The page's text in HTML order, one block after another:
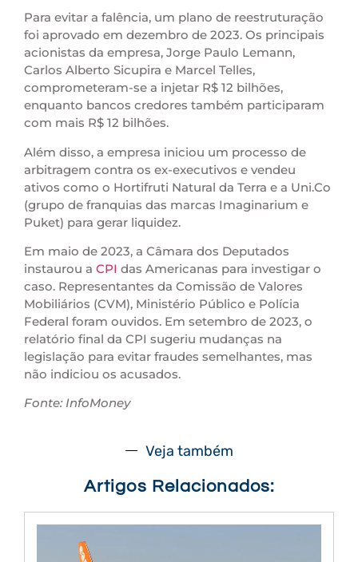
Para evitar a falência, um plano de reestruturação
foi aprovado em dezembro de 2023. Os principais
acionistas da empresa, Jorge Paulo Lemann,
Carlos Alberto Sicupira e Marcel Telles,
comprometeram-se a injetar R$ 12 bilhões,
enquanto bancos credores também participaram
com mais R$ 12 bilhões.
Além disso, a empresa iniciou um processo de
arbitragem contra os ex-executivos e vendeu
ativos como o Hortifruti Natural da Terra e a Uni.Co
(grupo de franquias das marcas Imaginarium e
Puket) para gerar liquidez.
Em maio de 2023, a Câmara dos Deputados
instaurou a CPI das Americanas para investigar o
caso. Representantes da Comissão de Valores
Mobiliários (CVM), Ministério Público e Polícia
Federal foram ouvidos. Em setembro de 2023, o
relatório final da CPI sugeriu mudanças na
legislação para evitar fraudes semelhantes, mas
não indiciou os acusados.
Fonte: InfoMoney
Veja também
Artigos Relacionados: